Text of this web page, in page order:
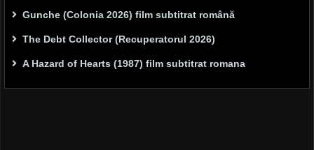
Gunche (Colonia 2026) film subtitrat română
The Debt Collector (Recuperatorul 2026)
A Hazard of Hearts (1987) film subtitrat romana